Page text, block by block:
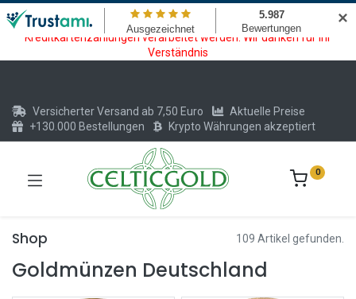
Wartungsarbeiten am Kreditkarten und Krypto Bezahlmodul. In der
Zeit vom 20.07. - 09.08.2026 können keine Krypto oder
Kreditkartenzahlungen verarbeitet werden. Wir danken für Ihr
Verständnis
Versicherter Versand ab 7,50 Euro
Aktuelle Preise
+130.000 Bestellungen
Krypto Währungen akzeptiert
0
Shop 109 Artikel gefunden.
Goldmünzen Deutschland
✕